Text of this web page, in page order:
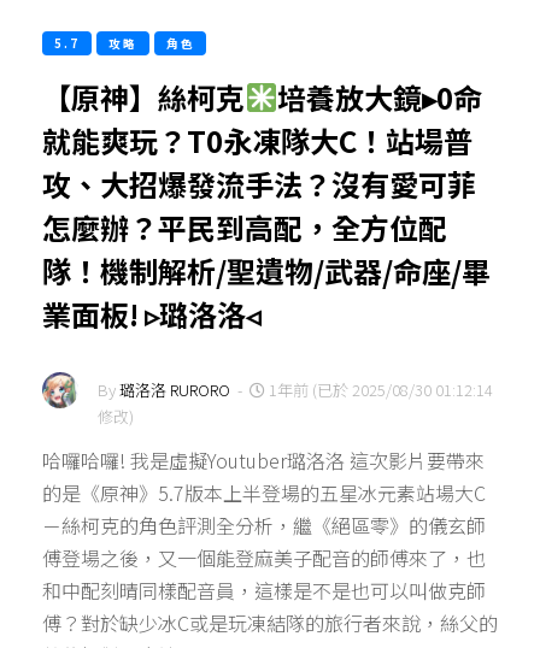
5.7 攻略 角色
【原神】絲柯克
培養放大鏡▸0命
就能爽玩？T0永凍隊大C！站場普
攻、大招爆發流手法？沒有愛可菲
怎麼辦？平民到高配，全方位配
隊！機制解析/聖遺物/武器/命座/畢
業面板! ▹璐洛洛◃
By璐洛洛 RURORO -
1年前 (已於 2025/08/30 01:12:14
修改)
哈囉哈囉! 我是虛擬Youtuber璐洛洛 這次影片要帶來
的是《原神》5.7版本上半登場的五星冰元素站場大C
－絲柯克的角色評測全分析，繼《絕區零》的儀玄師
傅登場之後，又一個能登麻美子配音的師傅來了，也
和中配刻晴同樣配音員，這樣是不是也可以叫做克師
傅？對於缺少冰C或是玩凍結隊的旅行者來說，絲父的